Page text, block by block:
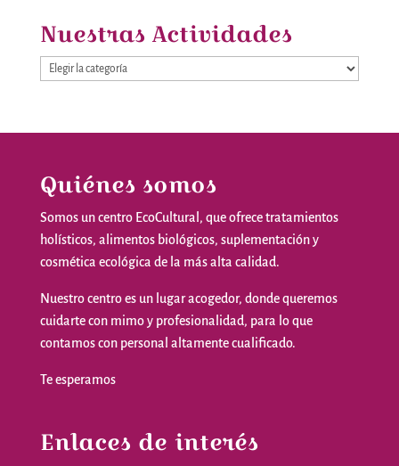
Nuestras Actividades
Nuestras
Quiénes somos
Somosuncentro EcoCultural , que ofrece tratamientos
holísticos, alimentos biológicos, suplementacióny
cosmética ecológica de la más alta calidad.
Nuestro centro es un lugar acogedor, donde queremos
cuidartecon mimoy profesionalidad, para loque
contamoscon personal altamente cualificado.
Te esperamos
Enlaces de interés